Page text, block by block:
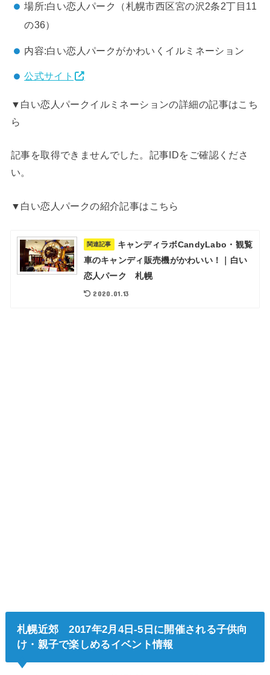
場所:白い恋人パーク（札幌市西区宮の沢2条2丁目11
の36）
内容:白い恋人パークがかわいくイルミネーション
公式サイト
▼白い恋人パークイルミネーションの詳細の記事はこち
ら
記事を取得できませんでした。記事IDをご確認くださ
い。
▼白い恋人パークの紹介記事はこちら
関連記事
キャンディラボCandyLabo・観覧
車のキャンディ販売機がかわいい！｜白い
恋人パーク 札幌
2020.01.13
札幌近郊 2017年2月4日-5日に開催される子供向
け・親子で楽しめるイベント情報